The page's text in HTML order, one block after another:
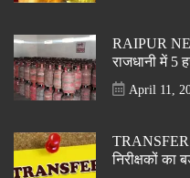
RAIPUR
राजधानी में 5
April 11,
TRANSFER
निरीक्षकों